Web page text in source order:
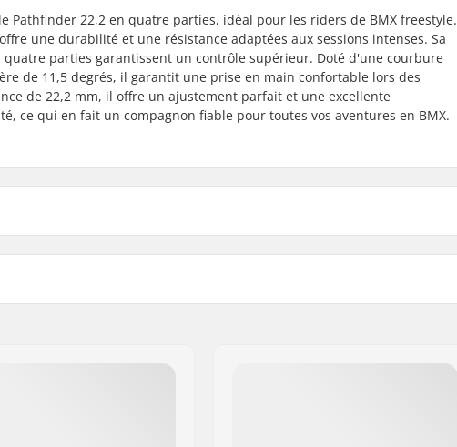
Pathfinder 22,2 en quatre parties, idéal pour les riders de BMX freestyle.
une durabilité et une résistance adaptées aux sessions intenses. Sa
parties garantissent un contrôle supérieur. Doté d'une courbure
de 11,5 degrés, il garantit une prise en main confortable lors des
de 22,2 mm, il offre un ajustement parfait et une excellente
ce qui en fait un compagnon fiable pour toutes vos aventures en BMX.
Design du guidon:
Poids: